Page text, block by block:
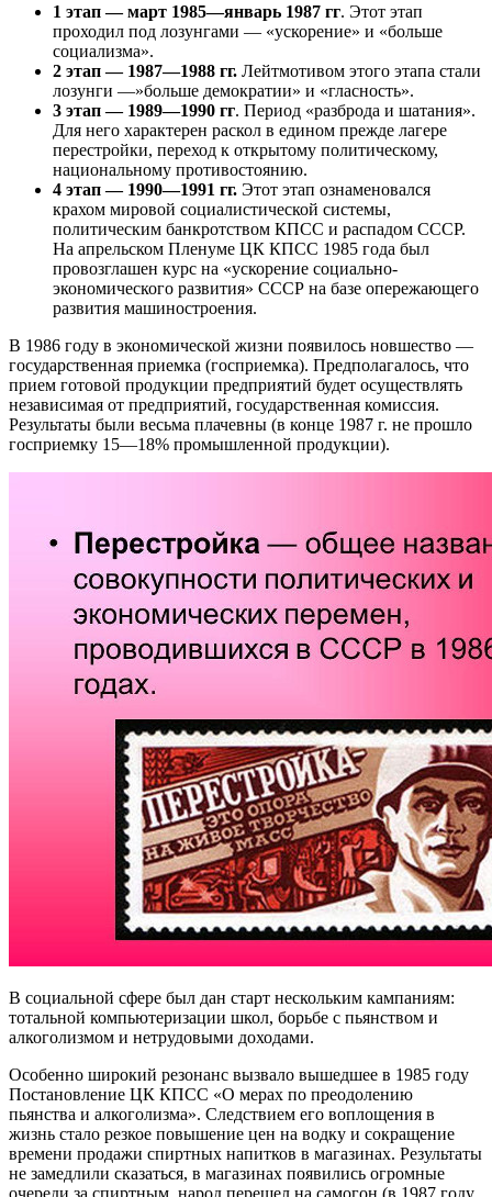
1 этап — март 1985—январь 1987 гг. Этот этап
проходил под лозунгами — «ускорение» и «больше
социализма».
2 этап — 1987—1988 гг. Лейтмотивом этого этапа стали
лозунги —»больше демократии» и «гласность».
3 этап — 1989—1990 гг. Период «разброда и шатания».
Для него характерен раскол в едином прежде лагере
перестройки, переход к открытому политическому,
национальному противостоянию.
4 этап — 1990—1991 гг. Этот этап ознаменовался
крахом мировой социалистической системы,
политическим банкротством КПСС и распадом СССР.
На апрельском Пленуме ЦК КПСС 1985 года был
провозглашен курс на «ускорение социально-
экономического развития» СССР на базе опережающего
развития машиностроения.
В 1986 году в экономической жизни появилось новшество —
государственная приемка (госприемка). Предполагалось, что
прием готовой продукции предприятий будет осуществлять
независимая от предприятий, государственная комиссия.
Результаты были весьма плачевны (в конце 1987 г. не прошло
госприемку 15—18% промышленной продукции).
В социальной сфере был дан старт нескольким кампаниям:
тотальной компьютеризации школ, борьбе с пьянством и
алкоголизмом и нетрудовыми доходами.
Особенно широкий резонанс вызвало вышедшее в 1985 году
Постановление ЦК КПСС «О мерах по преодолению
пьянства и алкоголизма». Следствием его воплощения в
жизнь стало резкое повышение цен на водку и сокращение
времени продажи спиртных напитков в магазинах. Результаты
не замедлили сказаться, в магазинах появились огромные
очереди за спиртным, народ перешел на самогон (в 1987 году